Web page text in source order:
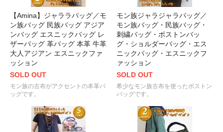
【Amina】ジャララバッグ／モ
ン族バッグ 民族バッグ アジア
ンバッグ エスニックバッグ レ
ザーバッグ 革バッグ 本革 牛革
大人アジアン エスニックファ
ッション
SOLD OUT
モン族の古布がアクセントの本革バ
ッグです。
モン族ジャラジャラバッグ／
モン族バッグ・民族バッグ・
刺繍バッグ・ボストンバッ
グ・ショルダーバッグ・エス
ニックバッグ・エスニックフ
ァッション
SOLD OUT
希少なモン族古布を使ったボストン
バッグです。